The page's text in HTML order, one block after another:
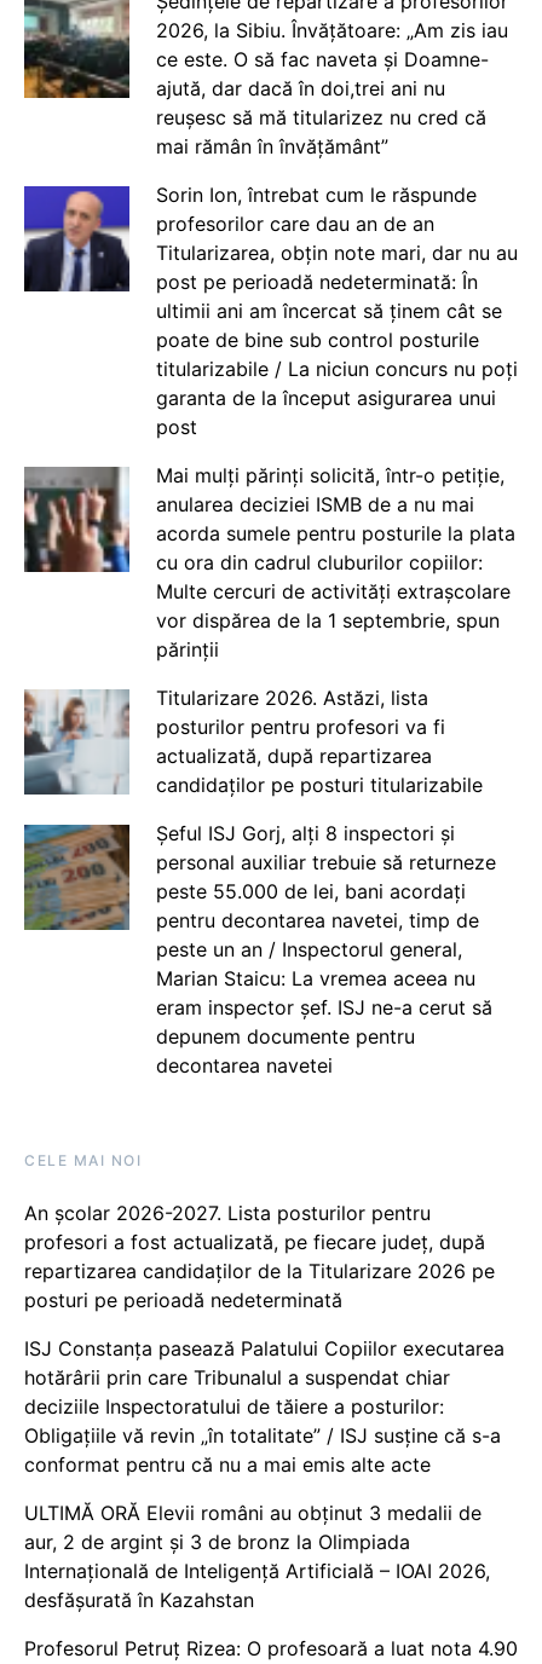
2026, la Sibiu. Învățătoare: „Am zis iau
ce este. O să fac naveta și Doamne-
ajută, dar dacă în doi,trei ani nu
reușesc să mă titularizez nu cred că
mai rămân în învățământ”
Sorin Ion, întrebat cum le răspunde
profesorilor care dau an de an
Titularizarea, obțin note mari, dar nu au
post pe perioadă nedeterminată: În
ultimii ani am încercat să ținem cât se
poate de bine sub control posturile
titularizabile / La niciun concurs nu poți
garanta de la început asigurarea unui
post
Mai mulți părinți solicită, într-o petiție,
anularea deciziei ISMB de a nu mai
acorda sumele pentru posturile la plata
cu ora din cadrul cluburilor copiilor:
Multe cercuri de activități extrașcolare
vor dispărea de la 1 septembrie, spun
părinții
Titularizare 2026. Astăzi, lista
posturilor pentru profesori va fi
actualizată, după repartizarea
candidaților pe posturi titularizabile
Șeful ISJ Gorj, alți 8 inspectori și
personal auxiliar trebuie să returneze
peste 55.000 de lei, bani acordați
pentru decontarea navetei, timp de
peste un an / Inspectorul general,
Marian Staicu: La vremea aceea nu
eram inspector șef. ISJ ne-a cerut să
depunem documente pentru
decontarea navetei
CELE MAI NOI
An școlar 2026-2027. Lista posturilor pentru
profesori a fost actualizată, pe fiecare județ, după
repartizarea candidaților de la Titularizare 2026 pe
posturi pe perioadă nedeterminată
ISJ Constanța pasează Palatului Copiilor executarea
hotărârii prin care Tribunalul a suspendat chiar
deciziile Inspectoratului de tăiere a posturilor:
Obligațiile vă revin „în totalitate” / ISJ susține că s-a
conformat pentru că nu a mai emis alte acte
ULTIMĂ ORĂ Elevii români au obținut 3 medalii de
aur, 2 de argint și 3 de bronz la Olimpiada
Internațională de Inteligență Artificială – IOAI 2026,
desfășurată în Kazahstan
Profesorul Petruț Rizea: O profesoară a luat nota 4.90